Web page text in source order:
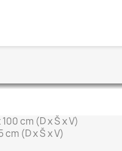
cm (D x Š x V)
cm (D x Š x V)